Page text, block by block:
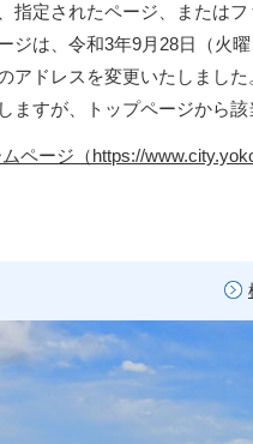
指定されたページ、またはフ
ジは、令和3年9月28日（火
アドレスを変更いたしました
ますが、トップページから該
ページ（https://